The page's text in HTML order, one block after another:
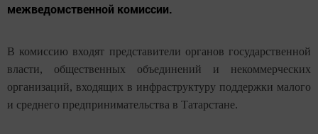
межведомственной комиссии.
В комиссию входят представители органов государственной
власти, общественных объединений и некоммерческих
организаций, входящих в инфраструктуру поддержки малого
и среднего предпринимательства в Татарстане.